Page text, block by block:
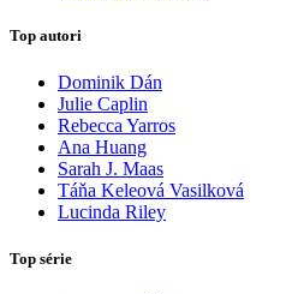
Top autori
Dominik Dán
Julie Caplin
Rebecca Yarros
Ana Huang
Sarah J. Maas
Táňa Keleová Vasilková
Lucinda Riley
Top série